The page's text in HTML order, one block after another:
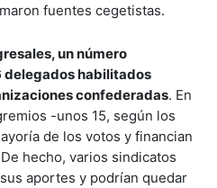
fuentes cegetistas.
un número
delegados habilitados
confederadas. En
-unos 15, según los
de los votos y financian
hecho, varios sindicatos
aportes y podrían quedar